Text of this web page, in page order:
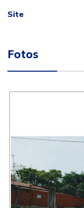
Site
Fotos